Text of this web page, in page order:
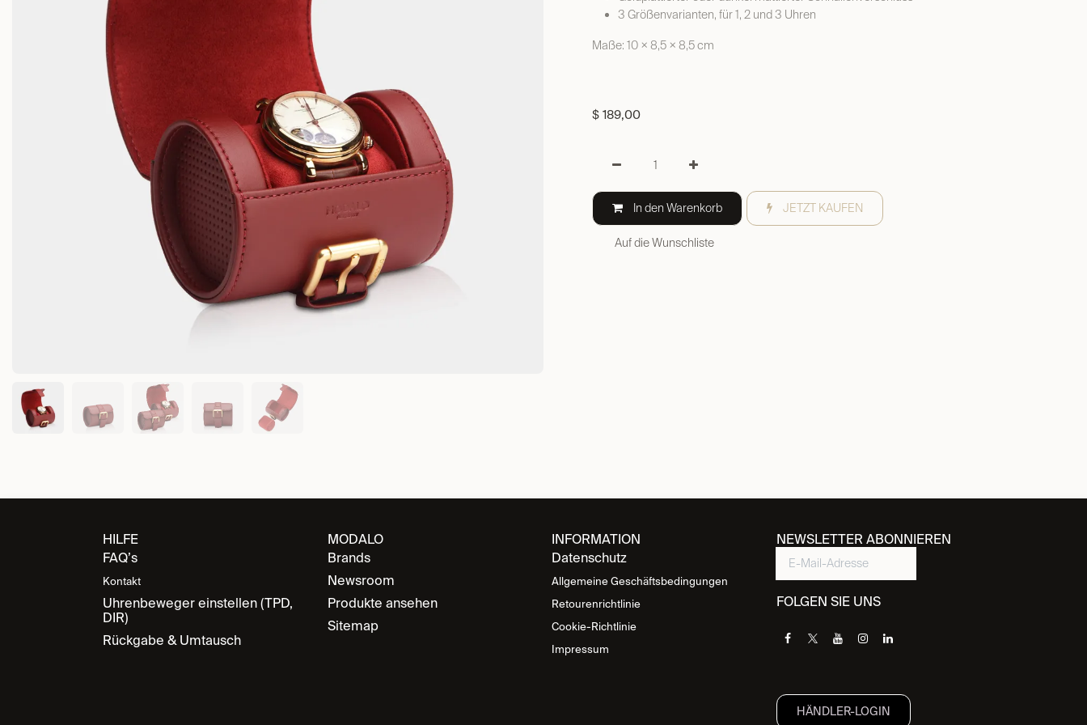
3 Größenvarianten, für 1, 2 und 3 Uhren
Maße: 10 × 8,5 × 8,5 cm
$ 189,00
In den Warenkorb JETZT KAUFEN
Auf die Wunschliste
MODALO
Brands
Newsroom
Produkte ansehen
Sitemap
NEWSLETTER ABONNIEREN
FOLGEN SIE UNS
HILFE
FAQ’s
Kontakt
Uhrenbeweger einstellen (TPD,
DIR)
Rückgabe & Umtausch
INFORMATION
Datenschutz
Allgemeine Geschäftsbedingungen
Retourenrichtlinie
Cookie-Richtlinie
Impressum
HÄNDLER-LOGIN